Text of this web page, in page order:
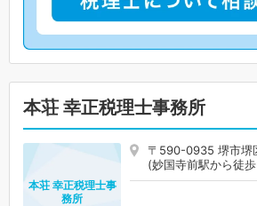
本荘 幸正税理士事務所
〒590-0935 堺市堺
(妙国寺前駅から徒
本荘 幸正税理士事
務所